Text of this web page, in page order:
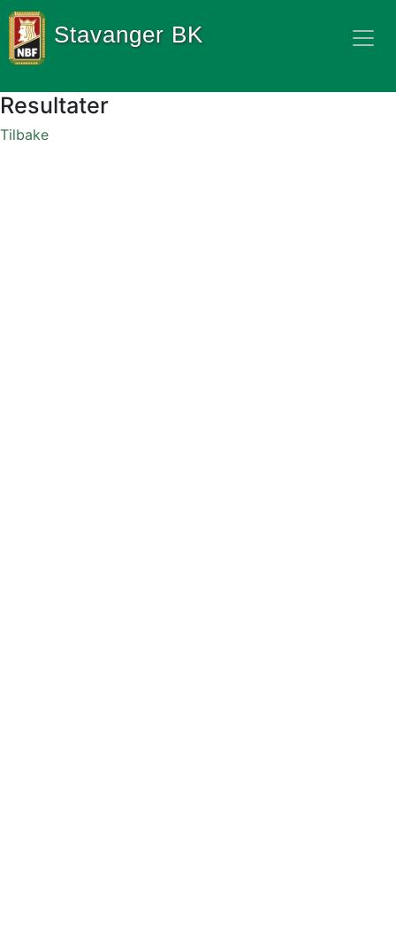
Stavanger BK
Resultater
Tilbake